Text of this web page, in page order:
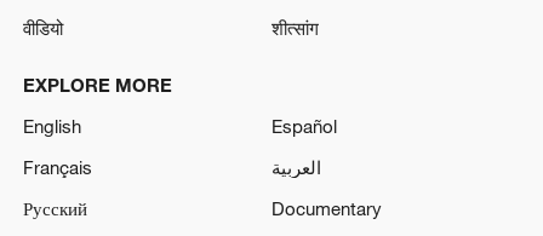
वीडियो
शीत्सांग
EXPLORE MORE
English
Español
Français
العربية
Русский
Documentary